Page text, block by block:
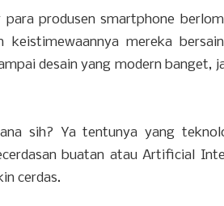
produsen smartphone
mereka
desain yang modern banget,
sih? Ya tentunya yang
buatan atau Artificial
cerdas.